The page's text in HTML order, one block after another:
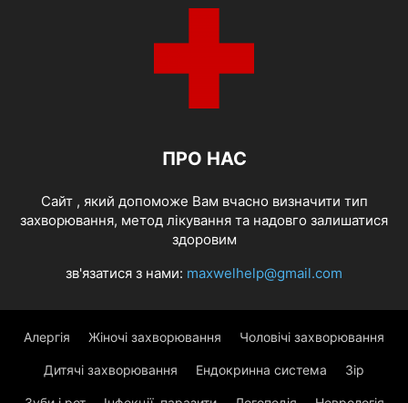
ПРО НАС
Cайт , який допоможе Вам вчасно визначити тип
захворювання, метод лікування та надовго залишатися
здоровим
зв'язатися з нами: maxwelhelp@gmail.com
Алергія Жіночі захворювання Чоловічі захворювання
Дитячі захворювання Ендокринна система Зір